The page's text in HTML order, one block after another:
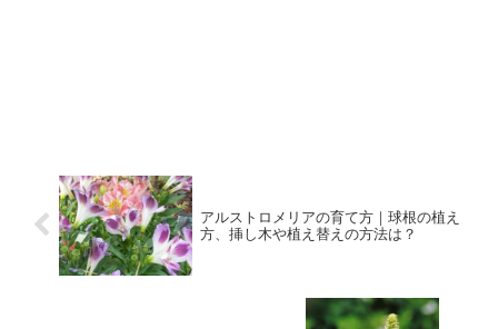
アルストロメリアの育て方｜球根の植え
方、挿し木や植え替えの方法は？